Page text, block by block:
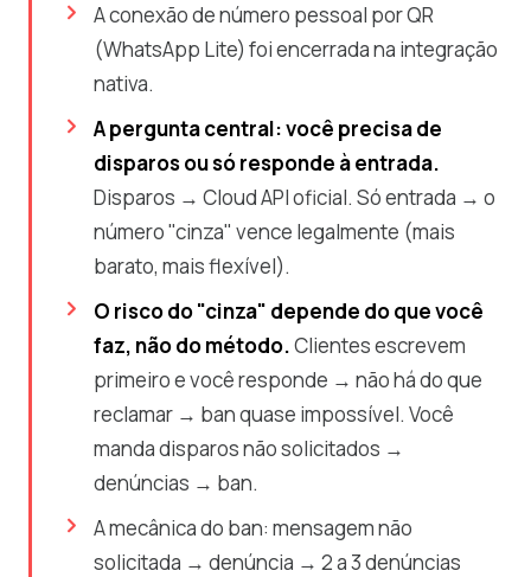
A conexão de número pessoal por QR
(WhatsApp Lite) foi encerrada na integração
nativa.
A pergunta central: você precisa de
disparos ou só responde à entrada.
Disparos → Cloud API oficial. Só entrada → o
número "cinza" vence legalmente (mais
barato, mais flexível).
O risco do "cinza" depende do que você
faz, não do método.Clientes escrevem
primeiro e você responde → não há do que
reclamar → ban quase impossível. Você
manda disparos não solicitados →
denúncias → ban.
A mecânica do ban: mensagem não
solicitada → denúncia → 2 a 3 denúncias